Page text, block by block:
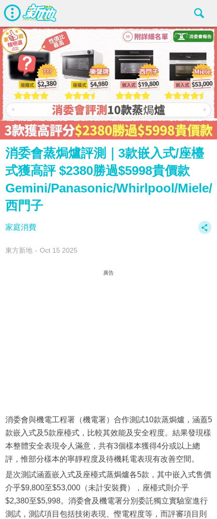
消委會蒸焗爐評測｜3款嵌入式/座檯
式獲高評 $2380勝過$5998貴價款
Gemini/Panasonic/Whirlpool/Miele/
西門子
家庭消費
東方新地 Oct 15 2025
廣告
消委會與機電工程署（機電署）合作測試10款蒸焗爐，涵蓋5
款嵌入式及5款座檯式，比較其效能及安全程度。結果發現樣
本整體安全表現令人滿意，共有3個樣本獲得4分或以上總
評，惟部分樣本的寧靜程度及待機耗電表現有改善空間。
是次測試涵蓋嵌入式及座檯式蒸焗爐各5款，其中嵌入式售價
介乎$9,800至$53,000（未計安裝費），座檯式則介乎
$2,380至$5,998。消委會及機電署分別委託獨立實驗室進行
測試，測試項目包括技術表現、慳電程度等，而評審項目則